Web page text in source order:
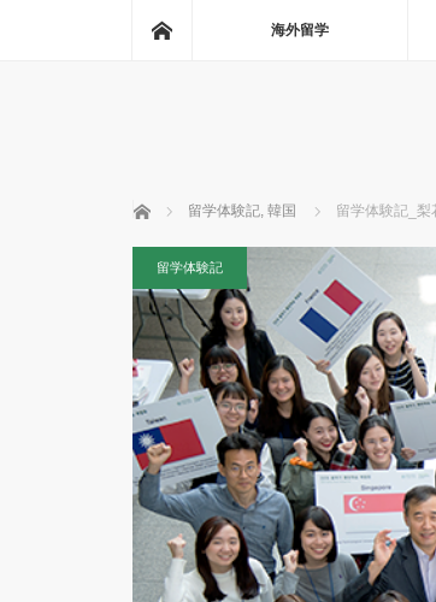
海外留学
ホーム 留学体験記, 韓国 留学体験記_
留学体験記